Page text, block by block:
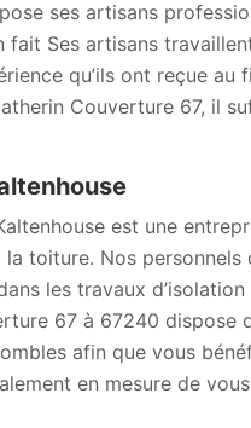
ses artisans
Ses artisans
qu’ils ont reçue
Couverture 67, il
est une
toiture. Nos
les travaux
67 à 67240
afin que vous
en mesure de